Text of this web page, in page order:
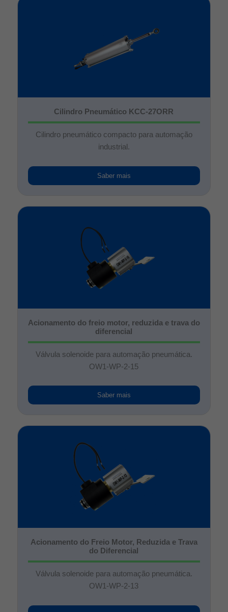
Cilindro Pneumático KCC-27ORR
Cilindro pneumático compacto para automação
industrial.
Saber mais
Acionamento do freio motor, reduzida e trava do
diferencial
Válvula solenoide para automação pneumática.
OW1-WP-2-15
Saber mais
Acionamento do Freio Motor, Reduzida e Trava
do Diferencial
Válvula solenoide para automação pneumática.
OW1-WP-2-13